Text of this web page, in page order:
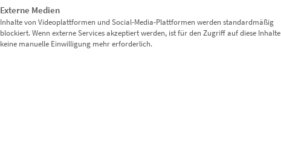
Externe Medien
Inhalte von Videoplattformen und Social-Media-Plattformen werden standardmäßig
blockiert. Wenn externe Services akzeptiert werden, ist für den Zugriff auf diese Inhalte
keine manuelle Einwilligung mehr erforderlich.